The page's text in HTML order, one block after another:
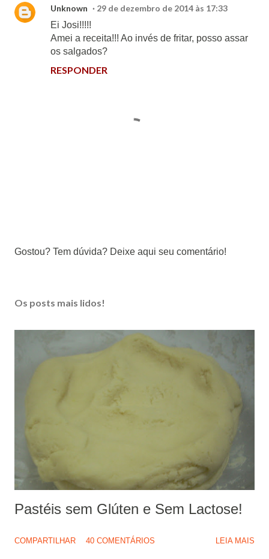
Unknown
29 de dezembro de 2014 às 17:33
Ei Josi!!!!!
Amei a receita!!! Ao invés de fritar, posso assar
os salgados?
RESPONDER
P
a
u
o
Gostou? Tem dúvida? Deixe aqui seu comentário!
Os posts mais lidos!
Pastéis sem Glúten e Sem Lactose!
COMPARTILHAR 40 COMENTÁRIOS LEIA MAIS